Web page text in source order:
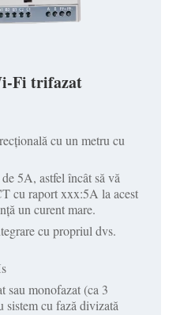
Fi trifazat
cu un metru cu
5A, astfel încât să vă
cu raport xxx:5A la acest
un curent mare.
cu propriul dvs.
sau monofazat (ca 3
sistem cu fază divizată